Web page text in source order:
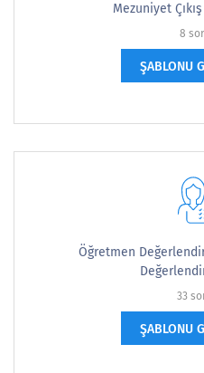
Mezuniyet
8
ŞABLONU
Öğretmen
33
ŞABLONU